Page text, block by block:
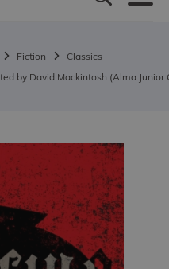
Fiction
Classics
by David Mackintosh (Alma Junior